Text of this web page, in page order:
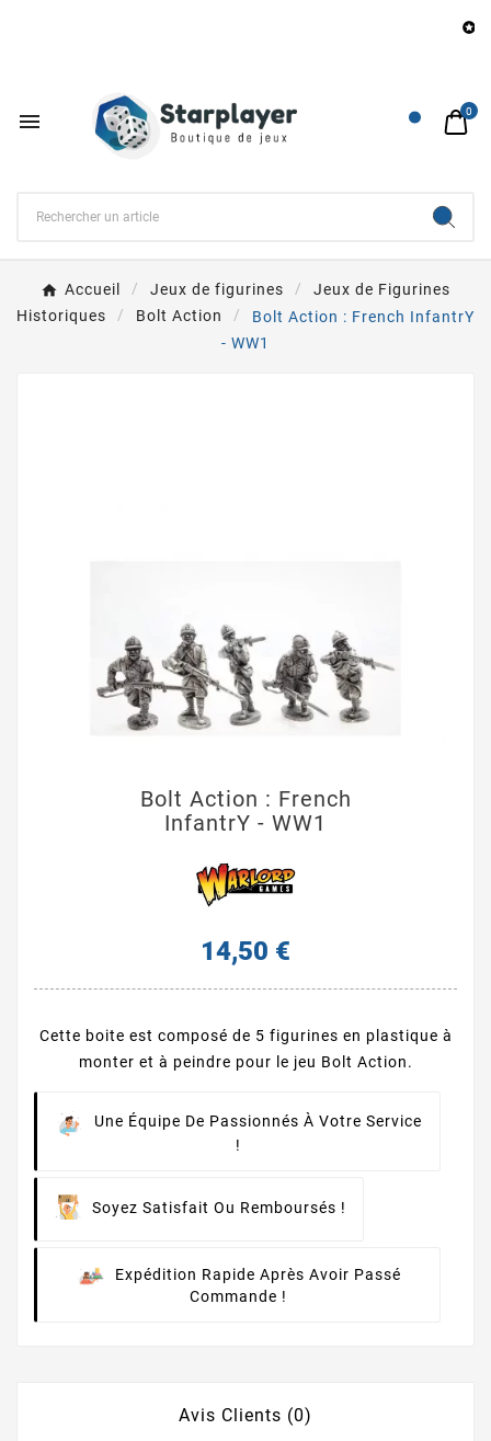

 0
Accueil Jeux de figurines
Jeux de Figurines
Historiques
Bolt Action
Bolt Action : French InfantrY
- WW1
Bolt Action : French
InfantrY - WW1
14,50 €
Cette boite est composé de 5 figurines en plastique à
monter et à peindre pour le jeu Bolt Action.
Une Équipe De Passionnés À Votre Service
!
Soyez Satisfait Ou Remboursés !
Expédition Rapide Après Avoir Passé
Commande !
Avis Clients (0)